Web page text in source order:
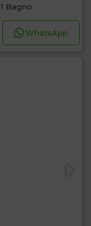
1 Bagno
WhatsApp